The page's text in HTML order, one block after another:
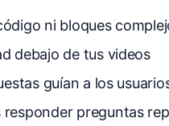
ni bloques
debajo de tus videos
guían a los
preguntas